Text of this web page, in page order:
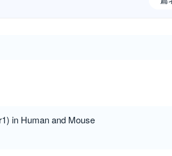
in Human and Mouse